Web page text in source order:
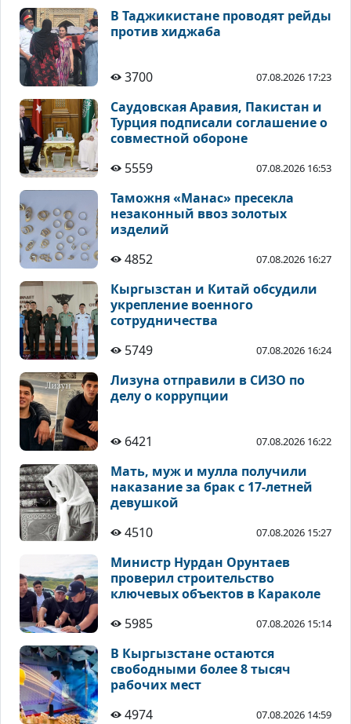
В Таджикистане проводят рейды
против хиджаба
3700 07.08.2026 17:23
Саудовская Аравия, Пакистан и
Турция подписали соглашение о
совместной обороне
5559
07.08.2026 16:53
Таможня «Манас» пресекла
незаконный ввоз золотых
изделий
4852
07.08.2026 16:27
Кыргызстан и Китай обсудили
укрепление военного
сотрудничества
5749
07.08.2026 16:24
Лизуна отправили в СИЗО по
делу о коррупции
6421 07.08.2026 16:22
Мать, муж и мулла получили
наказание за брак с 17-летней
девушкой
4510
07.08.2026 15:27
Министр Нурдан Орунтаев
проверил строительство
ключевых объектов в Караколе
5985
07.08.2026 15:14
В Кыргызстане остаются
свободными более 8 тысяч
рабочих мест
4974
07.08.2026 14:59